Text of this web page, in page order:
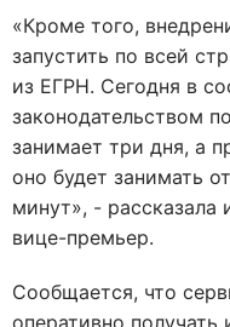
«Кроме того,
запустить по всей
из ЕГРН. Сегодня в
законодательством
занимает три дня, а
оно будет занимать
минут», - рассказала
вице-премьер.
Сообщается, что
оперативно